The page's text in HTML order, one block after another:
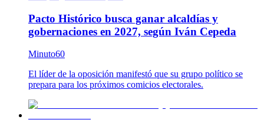
Pacto Histórico busca ganar alcaldías y
gobernaciones en 2027, según Iván Cepeda
Minuto60
El líder de la oposición manifestó que su grupo político se
prepara para los próximos comicios electorales.